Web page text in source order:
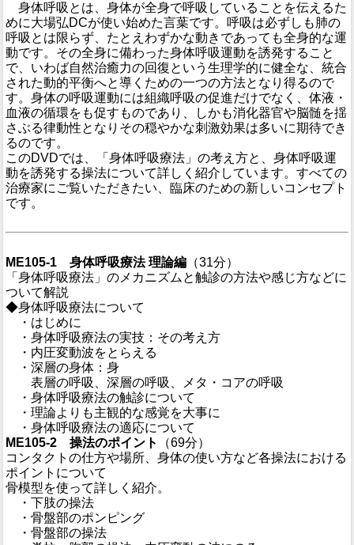
身体呼吸とは、身体が全身で呼吸していることを伝えるた
めに大場弘DCが使い始めた言葉です。呼吸は必ずしも肺の
呼吸とは限らず、たとえわずかな動きであっても全身的な運
動です。その全身に備わった身体呼吸運動を誘発すること
で、いわば自然治癒力の回復という生理学的に健全な、統合
された動的平衡へと導くための一つの方法となり得るので
す。身体の呼吸運動には組織呼吸の促進だけでなく、体液・
血液の循環をも促すものであり、しかも消化器官や脳髄を揺
さぶる律動性となりその穏やかな刺激効果は多いに期待でき
るのです。
このDVDでは、「身体呼吸療法」の考え方と、身体呼吸運
動を誘発する操法について詳しく紹介しています。すべての
治療家にご覧いただきたい、臨床のための新しいコンセプト
です。
ME105-1 身体呼吸療法 理論編 （31分）
「身体呼吸療法」のメカニズムと触診の方法や感じ方などに
ついて解説
◆身体呼吸療法について
・はじめに
・身体呼吸療法の実技：その考え方
・内圧変動波をとらえる
・深層の身体：身
表層の呼吸、深層の呼吸、メタ・コアの呼吸
・身体呼吸療法の触診について
・理論よりも主観的な感覚を大事に
・身体呼吸療法の適応について
ME105-2 操法のポイント
（69分）
コンタクトの仕方や場所、身体の使い方など各操法における
ポイントについて
骨模型を使って詳しく紹介。
・下肢の操法
・骨盤部のポンピング
・骨盤部の操法